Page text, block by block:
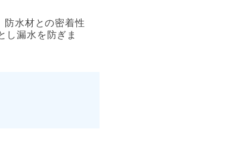
防水材との密着性
し漏水を防ぎま